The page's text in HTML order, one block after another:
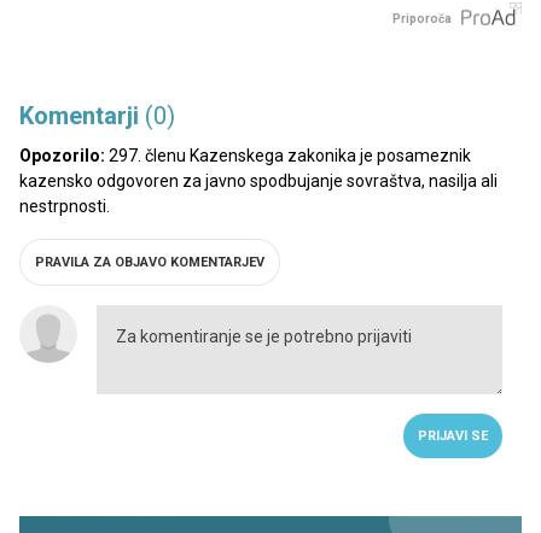
Priporoča
Komentarji (0)
Opozorilo: 297. členu Kazenskega zakonika je posameznik
kazensko odgovoren za javno spodbujanje sovraštva, nasilja ali
nestrpnosti.
PRAVILA ZA OBJAVO KOMENTARJEV
PRIJAVI SE